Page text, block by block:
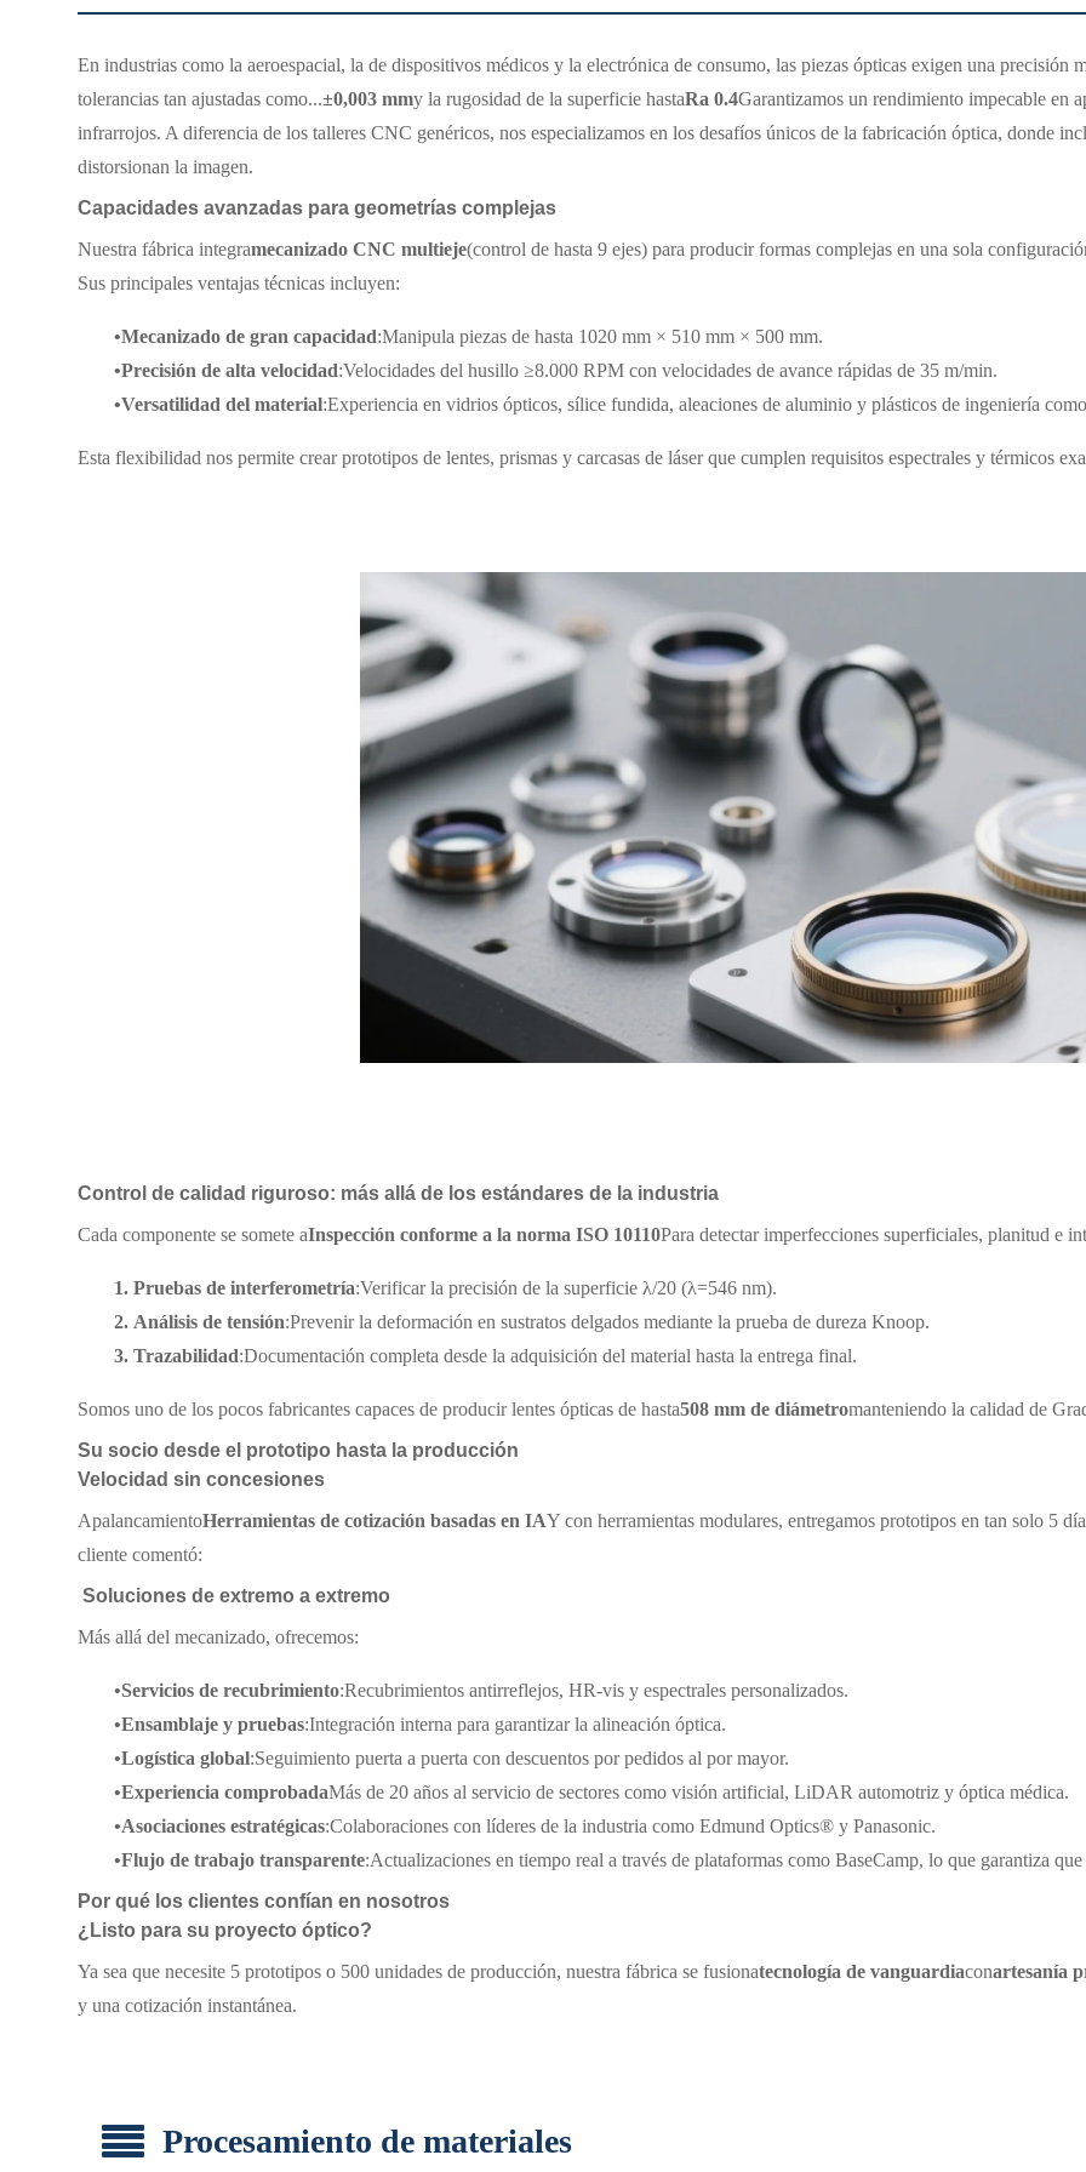
En industrias como la aeroespacial, la de dispositivos médicos y la electrónica de consumo, las piezas ópticas exigen una precisión
tolerancias tan ajustadas como...±0,003 mmy la rugosidad de la superficie hastaRa 0.4Garantizamos un rendimiento impecable en
infrarrojos. A diferencia de los talleres CNC genéricos, nos especializamos en los desafíos únicos de la fabricación óptica, donde
distorsionan la imagen.
Capacidades avanzadas para geometrías complejas
Nuestra fábrica integramecanizado CNC multieje(control de hasta 9 ejes) para producir formas complejas en una sola
Sus principales ventajas técnicas incluyen:
•Mecanizado de gran capacidad:Manipula piezas de hasta 1020 mm × 510 mm × 500 mm.
•Precisión de alta velocidad:Velocidades del husillo ≥8.000 RPM con velocidades de avance rápidas de 35 m/min.
•Versatilidad del material:Experiencia en vidrios ópticos, sílice fundida, aleaciones de aluminio y plásticos de ingeniería
Esta flexibilidad nos permite crear prototipos de lentes, prismas y carcasas de láser que cumplen requisitos espectrales y térmicos
Control de calidad riguroso: más allá de los estándares de la industria
Cada componente se somete aInspección conforme a la norma ISO 10110Para detectar imperfecciones superficiales, planitud e
1. Pruebas de interferometría:Verificar la precisión de la superficie λ/20 (λ=546 nm).
2. Análisis de tensión:Prevenir la deformación en sustratos delgados mediante la prueba de dureza Knoop.
3. Trazabilidad:Documentación completa desde la adquisición del material hasta la entrega final.
Somos uno de los pocos fabricantes capaces de producir lentes ópticas de hasta508 mm de diámetromanteniendo la calidad de
Su socio desde el prototipo hasta la producción
Velocidad sin concesiones
ApalancamientoHerramientas de cotización basadas en IAY con herramientas modulares, entregamos prototipos en tan solo 5
cliente comentó:
Soluciones de extremo a extremo
Más allá del mecanizado, ofrecemos:
•Servicios de recubrimiento:Recubrimientos antirreflejos, HR-vis y espectrales personalizados.
•Ensamblaje y pruebas:Integración interna para garantizar la alineación óptica.
•Logística global:Seguimiento puerta a puerta con descuentos por pedidos al por mayor.
•Experiencia comprobadaMás de 20 años al servicio de sectores como visión artificial, LiDAR automotriz y óptica médica.
•Asociaciones estratégicas:Colaboraciones con líderes de la industria como Edmund Optics® y Panasonic.
•Flujo de trabajo transparente:Actualizaciones en tiempo real a través de plataformas como BaseCamp, lo que garantiza que
Por qué los clientes confían en nosotros
¿Listo para su proyecto óptico?
Ya sea que necesite 5 prototipos o 500 unidades de producción, nuestra fábrica se fusionatecnología de vanguardiaconartesanía
y una cotización instantánea.
Procesamiento de materiales